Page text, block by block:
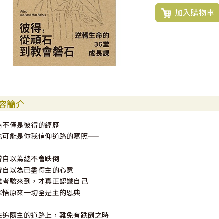
加入購物車
簡介
不僅是彼得的經歷
可能是你我信仰道路的寫照——
自以為總不會跌倒
自以為已盡得主的心意
考驗來到，才真正認識自己
悟原來一切全是主的恩典
追隨主的道路上，難免有跌倒之時